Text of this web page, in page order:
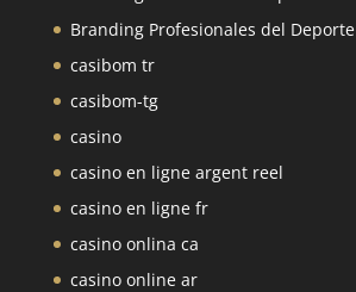
Branding Profesionales del Deporte
casibom tr
casibom-tg
casino
casino en ligne argent reel
casino en ligne fr
casino onlina ca
casino online ar